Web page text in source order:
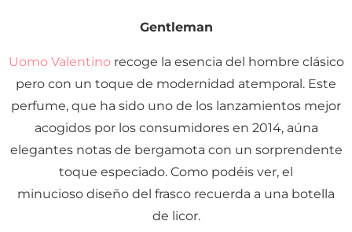
Gentleman
Uomo Valentinorecoge la esencia del hombre clásico
pero con un toque de modernidad atemporal. Este
perfume, que ha sido uno de los lanzamientos mejor
acogidos por los consumidores en 2014, aúna
elegantes notas de bergamota con un sorprendente
toque especiado. Como podéis ver, el
minucioso diseño del frasco recuerda a una botella
de licor.